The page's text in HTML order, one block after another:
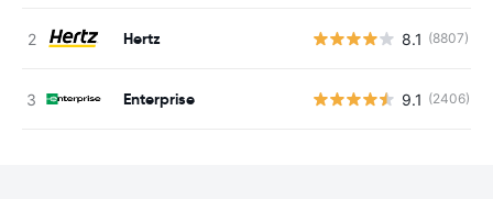
Hertz 8.1 (8807)
Enterprise 9.1 (2406)